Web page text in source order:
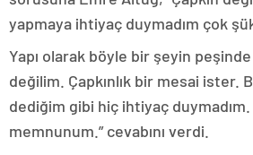
yapmaya ihtiyaç duymadım çok
Yapı olarak böyle bir şeyin
değilim. Çapkınlık bir mesai ister.
dediğim gibi hiç ihtiyaç duymadım.
memnunum.” cevabını verdi.